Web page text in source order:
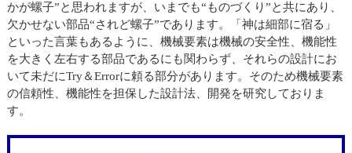
かが螺子”と思われますが、いまでも“ものづくり”と共にあり、
欠かせない部品“されど螺子”であります。「神は細部に宿る」
といった言葉もあるように、機械要素は機械の安全性、機能性
を大きく左右する部品であるにも関わらず、それらの設計にお
いて未だにTry＆Errorに頼る部分があります。そのため機械要素
の信頼性、機能性を担保した設計法、開発を研究しておりま
す。